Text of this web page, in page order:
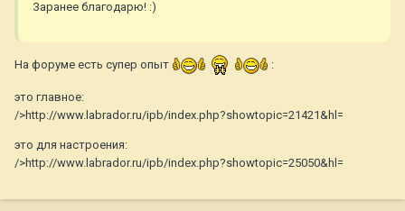
Заранее благодарю! :)
На форуме есть супер опыт :
это главное:
/>http://www.labrador.ru/ipb/index.php?showtopic=21421&hl=
это для настроения:
/>http://www.labrador.ru/ipb/index.php?showtopic=25050&hl=